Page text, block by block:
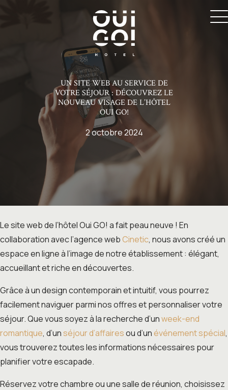
UN SITE WEB AU SERVICE DE
VOTRE SÉJOUR : DÉCOUVREZ LE
NOUVEAU VISAGE DE L’HÔTEL
OUI GO!
2 octobre 2024
Le site web de l’hôtel Oui GO! a fait peau neuve ! En
collaboration avec l’agence webCinetic, nous avons créé un
espace en ligne à l’image de notre établissement : élégant,
accueillant et riche en découvertes.
Grâce à un design contemporain et intuitif, vous pourrez
facilement naviguer parmi nos offres et personnaliser votre
séjour. Que vous soyez à la recherche d’unweek-end
romantique, d’unséjour d’affairesou d’unévénement spécial,
vous trouverez toutes les informations nécessaires pour
planifier votre escapade.
Réservez votre chambre ou une salle de réunion, choisissez